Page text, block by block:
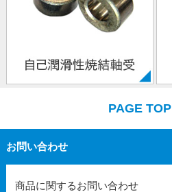
PAGE TOP
お問い合わせ
商品に関するお問い合わせ